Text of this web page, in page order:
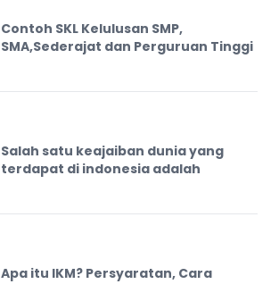
Contoh SKL Kelulusan SMP,
SMA,Sederajat dan Perguruan Tinggi
Salah satu keajaiban dunia yang
terdapat di indonesia adalah
Apa itu IKM? Persyaratan, Cara